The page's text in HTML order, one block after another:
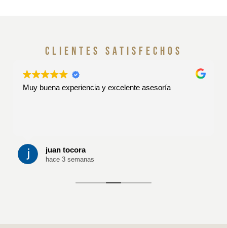
clientes satisfechos
Muy buena experiencia y excelente asesoría
juan tocora
hace 3 semanas